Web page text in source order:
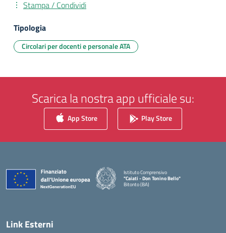
Stampa / Condividi
Tipologia
Circolari per docenti e personale ATA
Scarica la nostra app ufficiale su:
App Store Play Store
Istituto Comprensivo
"Caiati - Don Tonino Bello"
Bitonto (BA)
Link Esterni